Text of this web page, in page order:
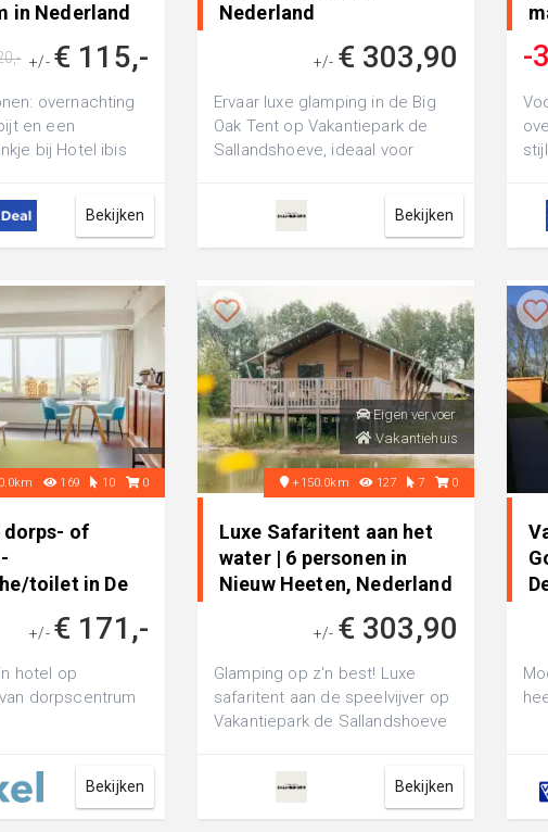
in Nederland
+/- € 115,-
overnachting
en een
bij Hotel ibis
Bekijken
Nederland
+/- € 303,90
Ervaar luxe glamping in de Big
Oak Tent op Vakantiepark de
Sallandshoeve, ideaal voor
midden...
Bekijken
-
169 10 0
dorps- of
toilet in De
+/- € 171,-
hotel op
dorpscentrum
Bekijken
Eigen vervoer
Vakantiehuis
+150.0km 127 7 0
Luxe Safaritent aan het
water | 6 personen in
Nieuw Heeten, Nederland
+/- € 303,90
Glamping op z'n best! Luxe
safaritent aan de speelvijver op
Vakantiepark de Sallandshoeve
Bekijken